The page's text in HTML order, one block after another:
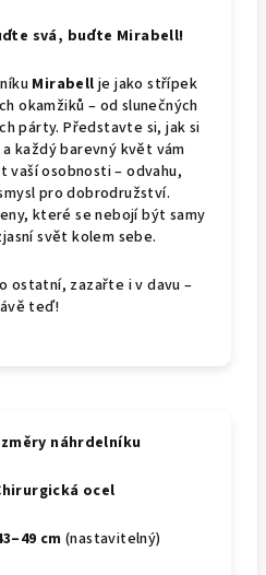
svá, buďte Mirabell!
Mirabellje jako střípek
okamžiků – od slunečných
párty. Představte si, jak si
každý barevný květ vám
vaší osobnosti – odvahu,
pro dobrodružství.
které se nebojí být samy
svět kolem sebe.
ostatní, zazařte i v davu –
teď!
náhrdelníku
ocel
cm (nastavitelný)